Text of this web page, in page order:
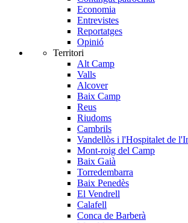
Economia
Entrevistes
Reportatges
Opinió
Territori
Alt Camp
Valls
Alcover
Baix Camp
Reus
Riudoms
Cambrils
Vandellòs i l'Hospitalet de
Mont-roig del Camp
Baix Gaià
Torredembarra
Baix Penedès
El Vendrell
Calafell
Conca de Barberà